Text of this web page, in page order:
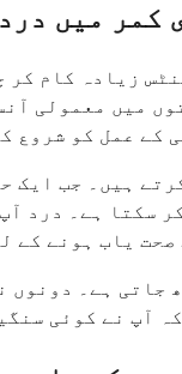
کمر میں
زیادہ کام کر
میں معمولی
کے عمل کو شروع
ہیں۔ جب ایک
سکتا ہے۔ درد
یاب ہونے کے
جاتی ہے۔ دونوں
آپ نے کوئی